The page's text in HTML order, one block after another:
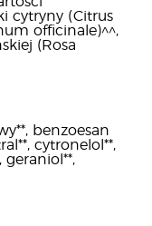
cytryny (Citrus
officinale)^^,
(Rosa
benzoesan
cytronelol**,
geraniol**,